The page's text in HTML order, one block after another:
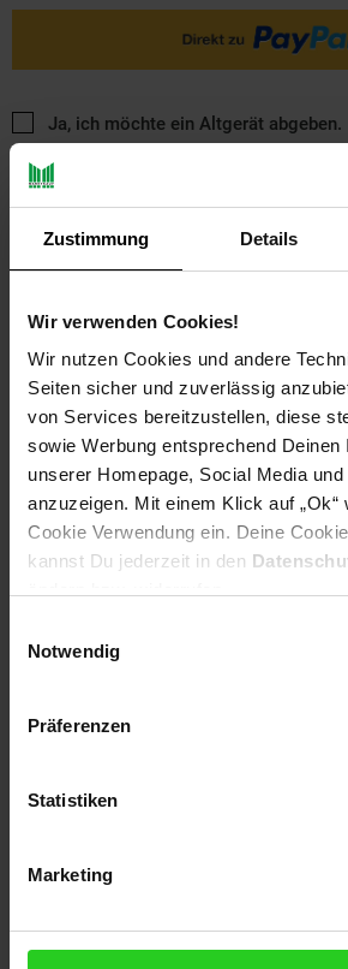
Zustimmung Details
Wir verwenden Cookies!
Wir nutzen Cookies und andere
Seiten sicher und zuverlässig
von Services bereitzustellen, diese
sowie Werbung entsprechend Deinen
unserer Homepage, Social Media
anzuzeigen. Mit einem Klick auf „Ok“
Cookie Verwendung ein. Deine
kannst Du jederzeit in den
Notwendig
Präferenzen
Statistiken
Marketing
Ja, ich möchte ein Altgerät abgeben.
PAYBACK
Payback Punkte
Produktbeschreibung
stundenlangen Tragekomfort, flexiblem
Gespräche, Lautstärkeregler und
praktischem Plug&Play für den USB-
EAN: 5099206030015
Versandinformationen